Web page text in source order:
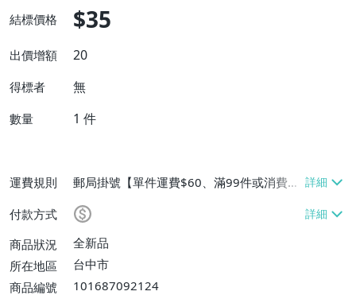
結標價格 $35
出價增額 20
得標者 無
數量 1 件
運費規則
郵局掛號【單件運費$60、滿99件或消費滿
$9999免運費】
付款方式
商品狀況
全新品
所在地區
台中市
商品編號
101687092124